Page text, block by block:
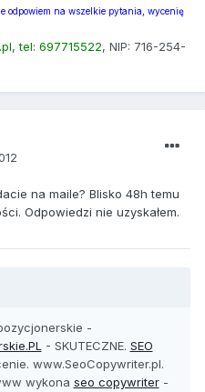
odpowiem na wszelkie pytania, wycenię
tel: 697715522, NIP: 716-254-
na maile? Blisko 48h temu
Odpowiedzi nie uzyskałem.
-
- SKUTECZNE. SEO
www.SeoCopywriter.pl.
wykona seo copywriter-